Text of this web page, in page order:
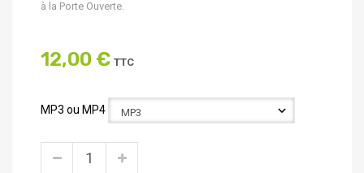
à la Porte Ouverte.
12,00 € TTC
MP3 ou MP4